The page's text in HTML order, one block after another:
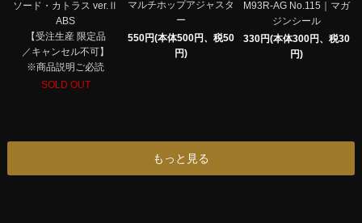
ソード・カトラス ver.Ⅱ
ABS
【受注生産 限定品
／キャンセル不可】
※商品説明ご必読
SOLD OUT
マルチホップアジャスタ
ー
550円(本体500円、税50
円)
M93R-AG No.115｜マガ
ジンシール
330円(本体300円、税30
円)
もっと見る